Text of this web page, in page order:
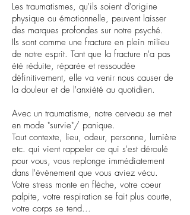
Les traumatismes, qu'ils soient d'origine
physique ou émotionnelle, peuvent laisser
des marques profondes sur notre psyché.
Ils sont comme une fracture en plein milieu
de notre esprit. Tant que la fracture n'a pas
été réduite, réparée et ressoudée
définitivement, elle va venir nous causer de
la douleur et de l'anxiété au quotidien.
Avec un traumatisme, notre cerveau se met
en mode "survie"/ panique.
Tout contexte, lieu, odeur, personne, lumière
etc. qui vient rappeler ce qui s'est déroulé
pour vous, vous replonge immédiatement
dans l'évènement que vous aviez vécu.
Votre stress monte en flèche, votre coeur
palpite, votre respiration se fait plus courte,
votre corps se tend...